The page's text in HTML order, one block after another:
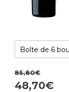
85,80€
48,70€